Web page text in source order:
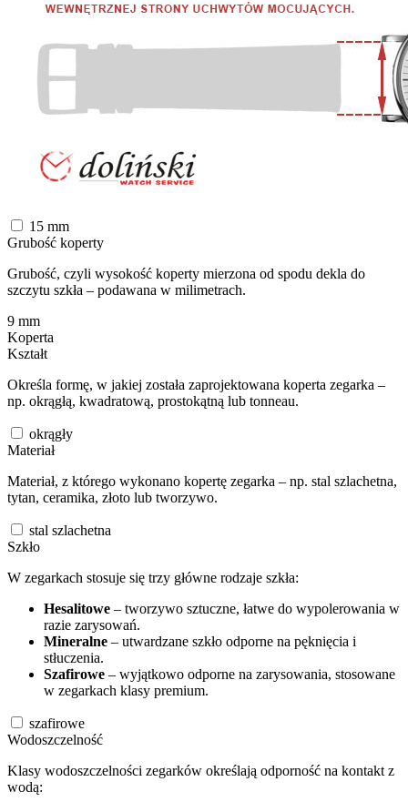
15 mm
Grubość koperty
Grubość, czyli wysokość koperty mierzona od spodu dekla do
szczytu szkła – podawana w milimetrach.
9 mm
Koperta
Kształt
Określa formę, w jakiej została zaprojektowana koperta zegarka –
np. okrągłą, kwadratową, prostokątną lub tonneau.
okrągły
Materiał
Materiał, z którego wykonano kopertę zegarka – np. stal szlachetna,
tytan, ceramika, złoto lub tworzywo.
stal szlachetna
Szkło
W zegarkach stosuje się trzy główne rodzaje szkła:
Hesalitowe – tworzywo sztuczne, łatwe do wypolerowania w
razie zarysowań.
Mineralne – utwardzane szkło odporne na pęknięcia i
stłuczenia.
Szafirowe – wyjątkowo odporne na zarysowania, stosowane
w zegarkach klasy premium.
szafirowe
Wodoszczelność
Klasy wodoszczelności zegarków określają odporność na kontakt z
wodą: